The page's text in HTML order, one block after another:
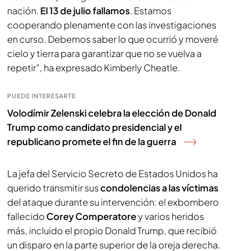
nación. El 13 de julio fallamos. Estamos
cooperando plenamente con las investigaciones
en curso. Debemos saber lo que ocurrió y moveré
cielo y tierra para garantizar que no se vuelva a
repetir", ha expresado Kimberly Cheatle.
PUEDE INTERESARTE
Volodímir Zelenski celebra la elección de Donald
Trump como candidato presidencial y el
republicano promete el fin de la guerra
La jefa del Servicio Secreto de Estados Unidos ha
querido transmitir suscondolencias a las víctimas
del ataque durante su intervención: el exbombero
fallecido Corey Comperatorey varios heridos
más, incluido el propio Donald Trump, que recibió
un disparo en la parte superior de la oreja derecha.